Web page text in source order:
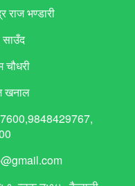
राज भण्डारी
चौधरी
खनाल